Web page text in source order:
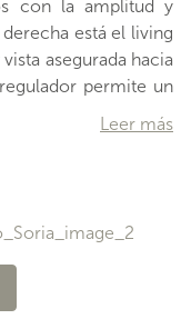
con la amplitud y
está el living
asegurada hacia
permite un
luminosa sobre
la luz desde el
que permite un
Su gran alero
visual desde la
Leer más